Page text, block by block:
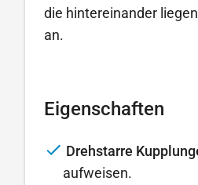
die hintereinander
an.
Eigenschaften
Drehstarre
aufweisen.